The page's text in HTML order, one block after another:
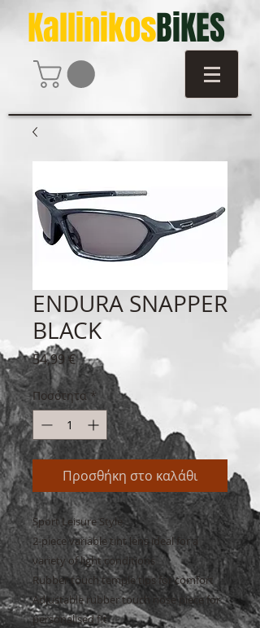
KallinikosBiKES
ENDURA SNAPPER
BLACK
54,99 €Τιμή
Ποσότητα *
Προσθήκη στο καλάθι
Sport Leisure Style
2-piece variable tint lens ideal for a
variety of light conditions
Rubber touch temple tips for comfort
Adjustable rubber touch nose piece for
personalised fit